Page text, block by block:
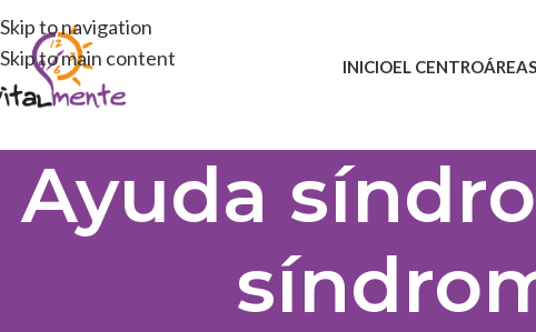
Skip to navigation
Skip to main content
INICIOEL CENTRO
Ayuda